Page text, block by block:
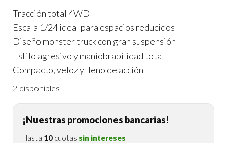
Tracción total 4WD
Escala 1/24 ideal para espacios reducidos
Diseño monster truck con gran suspensión
Estilo agresivo y maniobrabilidad total
Compacto, veloz y lleno de acción
2 disponibles
¡Nuestras promociones bancarias!
Hasta 10 cuotas sin intereses